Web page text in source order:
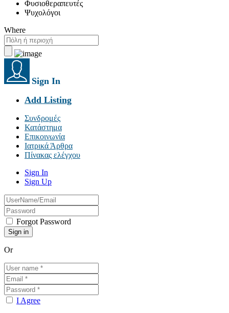
Φυσιοθεραπευτές
Ψυχολόγοι
Where
Sign In
Add Listing
Συνδρομές
Κατάστημα
Επικοινωνία
Ιατρικά Άρθρα
Πίνακας ελέγχου
Sign In
Sign Up
Forgot Password
Or
I Agree